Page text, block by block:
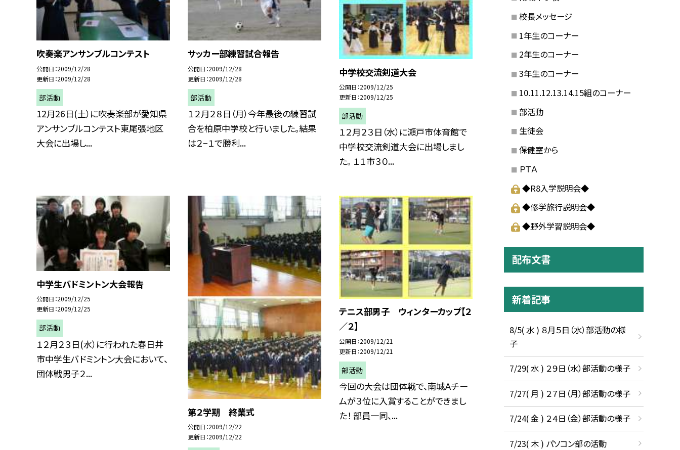
吹奏楽アンサンブルコンテスト
公開日 2009/12/28
更新日 2009/12/28
部活動
12月26日(土）に吹奏楽部が愛知県
アンサンブルコンテスト東尾張地区
大会に出場し...
サッカー部練習試合報告
公開日 2009/12/28
更新日 2009/12/28
部活動
１２月２８日（月）今年最後の練習試
合を柏原中学校と行いました。結果
は２−１で勝利...
中学校交流剣道大会
公開日 2009/12/25
更新日 2009/12/25
部活動
１２月２３日（水）に瀬戸市体育館で
中学校交流剣道大会に出場しまし
た。 １１市３０...
中学生バドミントン大会報告
公開日 2009/12/25
更新日 2009/12/25
部活動
１２月２３日(水）に行われた春日井
市中学生バドミントン大会において、
団体戦男子２...
第２学期 終業式
公開日 2009/12/22
更新日 2009/12/22
テニス部男子 ウィンターカップ【２
／２】
公開日 2009/12/21
更新日 2009/12/21
部活動
今回の大会は団体戦で、南城Ａチー
ムが３位に入賞することができまし
た！ 部員一同、...
校長メッセージ
1年生のコーナー
2年生のコーナー
3年生のコーナー
10.11.12.13.14.15組のコーナー
部活動
生徒会
保健室から
ＰＴＡ
◆R8入学説明会◆
◆修学旅行説明会◆
◆野外学習説明会◆
配布文書
新着記事
8/5( 水 ) ８月５日（水）部活動の様
子
7/29( 水 ) ２９日（水）部活動の様子
7/27( 月 ) ２７日（月）部活動の様子
7/24( 金 ) ２４日（金）部活動の様子
7/23( 木 ) パソコン部の活動